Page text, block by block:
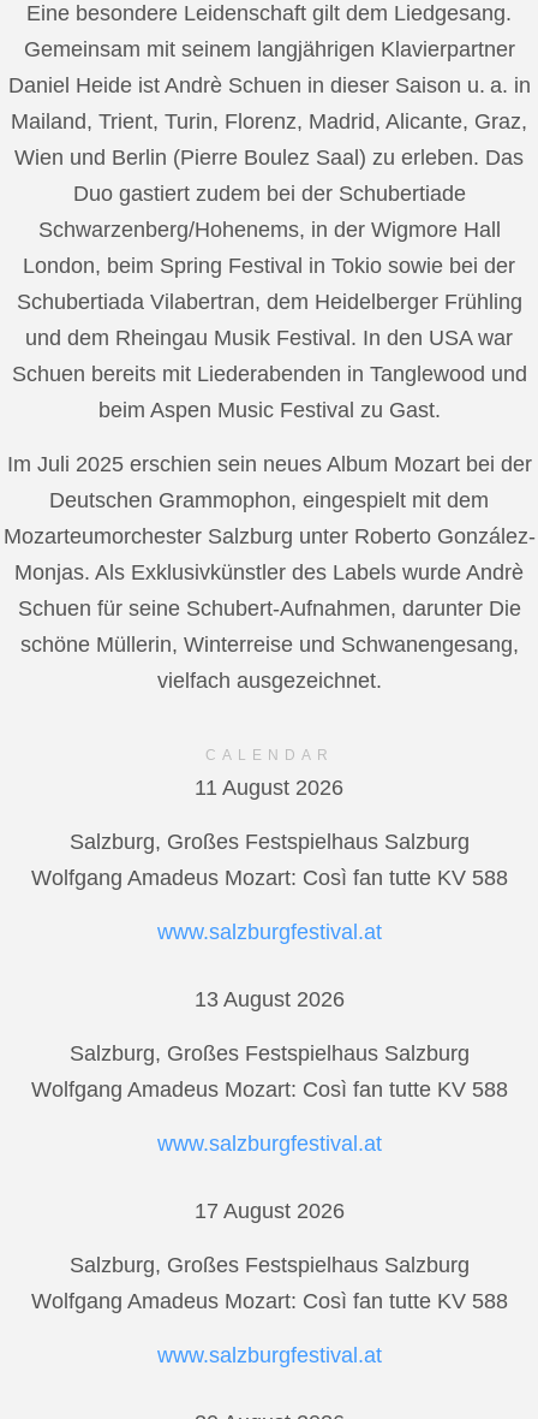
Eine besondere Leidenschaft gilt dem Liedgesang.
Gemeinsam mit seinem langjährigen Klavierpartner
Daniel Heide ist Andrè Schuen in dieser Saison u. a. in
Mailand, Trient, Turin, Florenz, Madrid, Alicante, Graz,
Wien und Berlin (Pierre Boulez Saal) zu erleben. Das
Duo gastiert zudem bei der Schubertiade
Schwarzenberg/Hohenems, in der Wigmore Hall
London, beim Spring Festival in Tokio sowie bei der
Schubertiada Vilabertran, dem Heidelberger Frühling
und dem Rheingau Musik Festival. In den USA war
Schuen bereits mit Liederabenden in Tanglewood und
beim Aspen Music Festival zu Gast.
Im Juli 2025 erschien sein neues Album Mozart bei der
Deutschen Grammophon, eingespielt mit dem
Mozarteumorchester Salzburg unter Roberto González-
Monjas. Als Exklusivkünstler des Labels wurde Andrè
Schuen für seine Schubert-Aufnahmen, darunter Die
schöne Müllerin, Winterreise und Schwanengesang,
vielfach ausgezeichnet.
CALENDAR
11 August 2026
Salzburg, Großes Festspielhaus Salzburg
Wolfgang Amadeus Mozart: Così fan tutte KV 588
www.salzburgfestival.at
13 August 2026
Salzburg, Großes Festspielhaus Salzburg
Wolfgang Amadeus Mozart: Così fan tutte KV 588
www.salzburgfestival.at
17 August 2026
Salzburg, Großes Festspielhaus Salzburg
Wolfgang Amadeus Mozart: Così fan tutte KV 588
www.salzburgfestival.at